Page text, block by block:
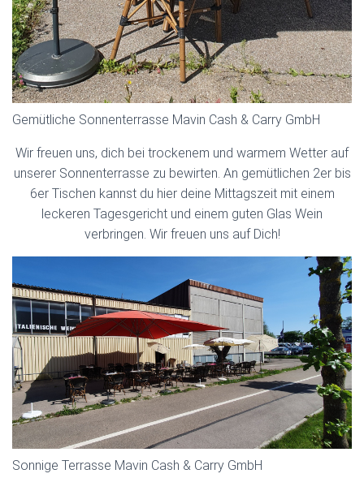
Gemütliche Sonnenterrasse Mavin Cash & Carry GmbH
Wir freuen uns, dich bei trockenem und warmem Wetter auf
unserer Sonnenterrasse zu bewirten. An gemütlichen 2er bis
6er Tischen kannst du hier deine Mittagszeit mit einem
leckeren Tagesgericht und einem guten Glas Wein
verbringen. Wir freuen uns auf Dich!
Sonnige Terrasse Mavin Cash & Carry GmbH